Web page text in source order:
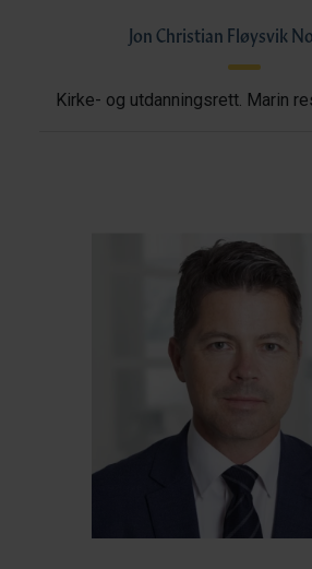
Jon Christian Fløysvik
Kirke- og utdanningsrett. Marin